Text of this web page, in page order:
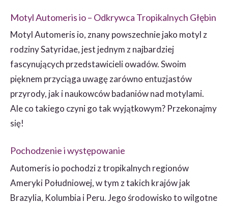
Motyl Automeris io – Odkrywca Tropikalnych Głębin
Motyl Automeris io, znany powszechnie jako motyl z
rodziny Satyridae, jest jednym z najbardziej
fascynujących przedstawicieli owadów. Swoim
pięknem przyciąga uwagę zarówno entuzjastów
przyrody, jak i naukowców badaniów nad motylami.
Ale co takiego czyni go tak wyjątkowym? Przekonajmy
się!
Pochodzenie i występowanie
Automeris io pochodzi z tropikalnych regionów
Ameryki Południowej, w tym z takich krajów jak
Brazylia, Kolumbia i Peru. Jego środowisko to wilgotne